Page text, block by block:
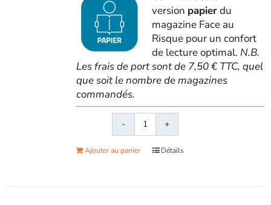
version papierdu
magazine Face au
Risque pour un confort
de lecture optimal. N.B.
Les frais de port sont de 7,50 € TTC, quel
que soit le nombre de magazines
commandés.
quantité
de
Face
Ajouter au panier Détails